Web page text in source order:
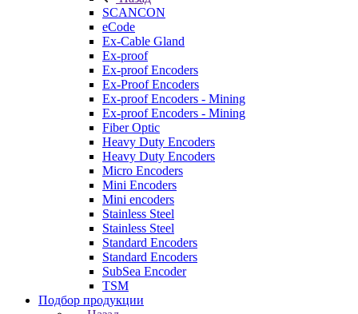
SCANCON
eCode
Ex-Cable Gland
Ex-proof
Ex-proof Encoders
Ex-Proof Encoders
Ex-proof Encoders - Mining
Ex-proof Encoders - Mining
Fiber Optic
Heavy Duty Encoders
Heavy Duty Encoders
Micro Encoders
Mini Encoders
Mini encoders
Stainless Steel
Stainless Steel
Standard Encoders
Standard Encoders
SubSea Encoder
TSM
Подбор продукции